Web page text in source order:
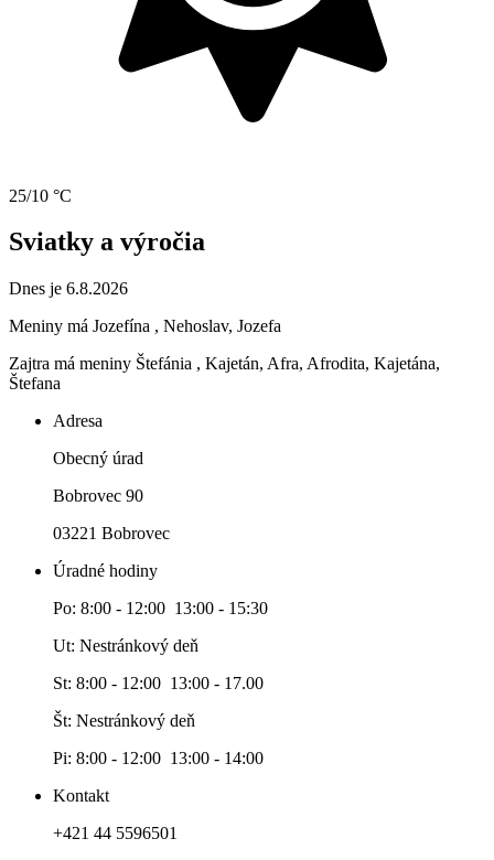
25/10 °C
Sviatky a výročia
Dnes je 6.8.2026
Meniny má Jozefína , Nehoslav, Jozefa
Zajtra má meniny Štefánia , Kajetán, Afra, Afrodita, Kajetána,
Štefana
Adresa
Obecný úrad
Bobrovec 90
03221 Bobrovec
Úradné hodiny
Po: 8:00 - 12:00 13:00 - 15:30
Ut: Nestránkový deň
St: 8:00 - 12:00 13:00 - 17.00
Št: Nestránkový deň
Pi: 8:00 - 12:00 13:00 - 14:00
Kontakt
+421 44 5596501